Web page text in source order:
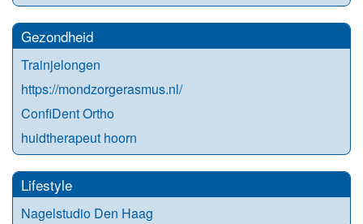
Gezondheid
Trainjelongen
https://mondzorgerasmus.nl/
ConfiDent Ortho
huidtherapeut hoorn
Lifestyle
Nagelstudio Den Haag